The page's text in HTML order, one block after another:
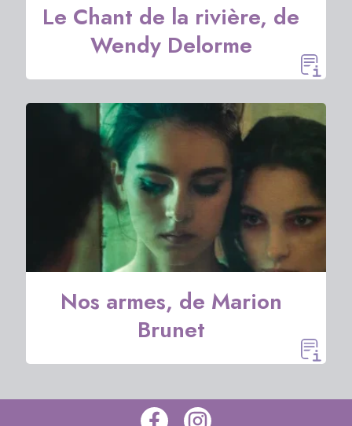
Le Chant de la rivière, de
Wendy Delorme
Nos armes, de Marion
Brunet